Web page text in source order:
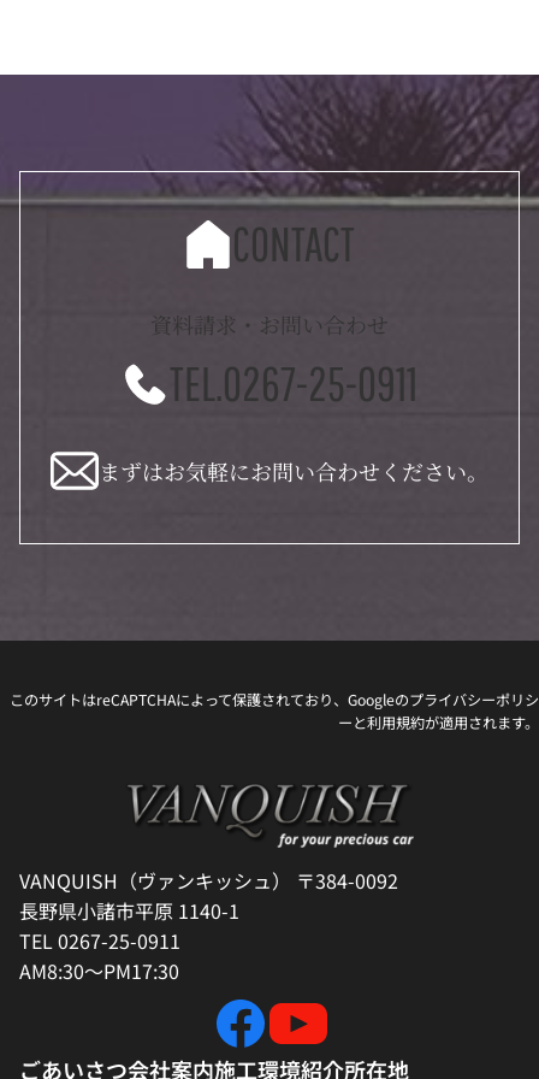
CONTACT
資料請求・お問い合わせ
TEL.0267-25-0911
まずはお気軽にお問い合わせください。
このサイトはreCAPTCHAによって保護されており、Googleのプライバシーポリシ
ーと利用規約が適用されます。
VANQUISH（ヴァンキッシュ） 〒384-0092
長野県小諸市平原 1140-1
TEL 0267-25-0911
AM8:30～PM17:30
ごあいさつ会社案内施工環境紹介所在地